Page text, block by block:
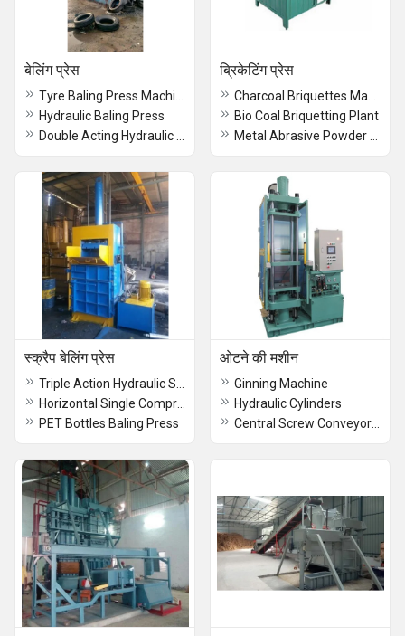
बेलिंग प्रेस
Hydraulic Baling Press
ब्रिकेटिंग प्रेस
Bio Coal Briquetting Plant
स्क्रैप बेलिंग प्रेस
PET Bottles Baling Press
ओटने की मशीन
Ginning Machine
Hydraulic Cylinders